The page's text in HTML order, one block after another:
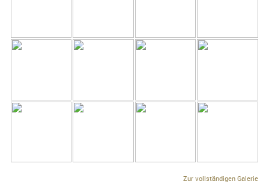
Zur vollständigen Galerie